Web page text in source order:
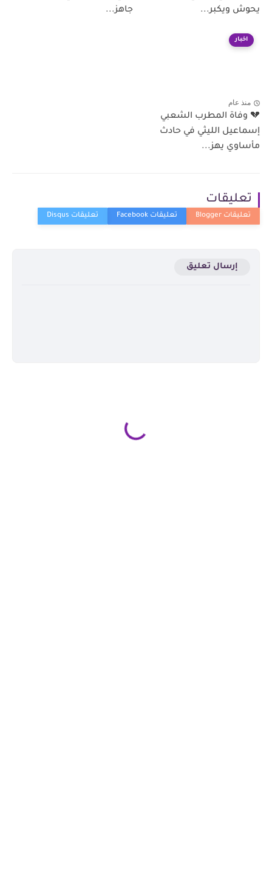
يحوش ويكبر...
جاهز...
اخبار
منذ عام
💔 وفاة المطرب الشعبي
إسماعيل الليثي في حادث
مأساوي يهز...
تعليقات
إرسال تعليق